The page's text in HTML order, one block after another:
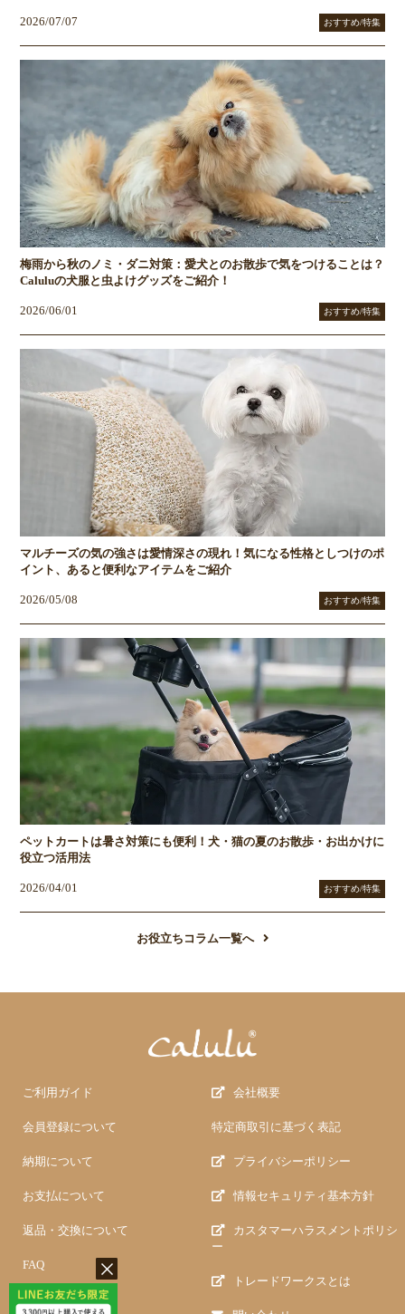
2026/07/07 おすすめ/特集
梅雨から秋のノミ・ダニ対策：愛犬とのお散歩で気をつけることは？
Caluluの犬服と虫よけグッズをご紹介！
2026/06/01 おすすめ/特集
マルチーズの気の強さは愛情深さの現れ！気になる性格としつけのポ
イント、あると便利なアイテムをご紹介
2026/05/08 おすすめ/特集
ペットカートは暑さ対策にも便利！犬・猫の夏のお散歩・お出かけに
役立つ活用法
2026/04/01 おすすめ/特集
お役立ちコラム一覧へ
ご利用ガイド
会員登録について
納期について
お支払について
返品・交換について
FAQ
会社概要
特定商取引に基づく表記
プライバシーポリシー
情報セキュリティ基本方針
カスタマーハラスメントポリシ
ー
トレードワークスとは